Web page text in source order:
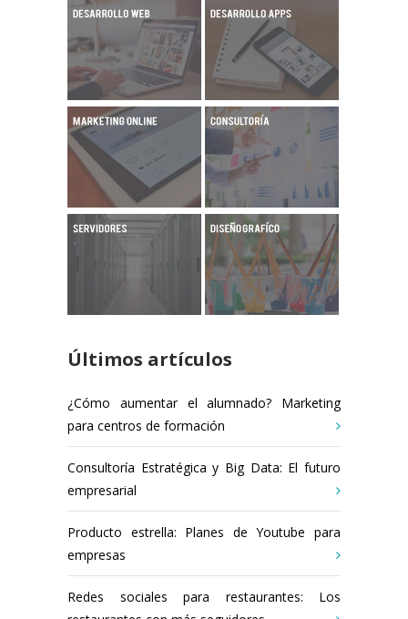
Últimos artículos
¿Cómo aumentar el alumnado? Marketing
para centros de formación
Consultoría Estratégica y Big Data: El futuro
empresarial
Producto estrella: Planes de Youtube para
empresas
Redes sociales para restaurantes: Los